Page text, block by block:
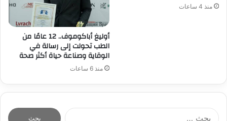
منذ 4 ساعات
أوليغ أباكوموف.. 12 عامًا من
الطب تحولت إلى رسالة في
الوقاية وصناعة حياة أكثر صحة
منذ 6 ساعات